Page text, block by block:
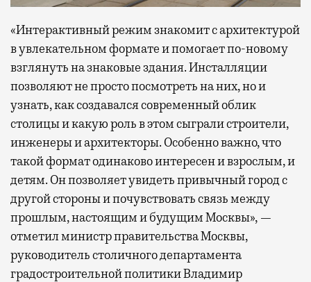
«Интерактивный режим знакомит с архитектурой
в увлекательном формате и помогает по-новому
взглянуть на знаковые здания. Инсталляции
позволяют не просто посмотреть на них, но и
узнать, как создавался современный облик
столицы и какую роль в этом сыграли строители,
инженеры и архитекторы. Особенно важно, что
такой формат одинаково интересен и взрослым, и
детям. Он позволяет увидеть привычный город с
другой стороны и почувствовать связь между
прошлым, настоящим и будущим Москвы», —
отметил министр правительства Москвы,
руководитель столичного департамента
градостроительной политики Владимир